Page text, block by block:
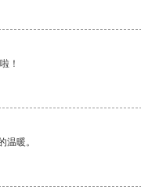
！
温暖。